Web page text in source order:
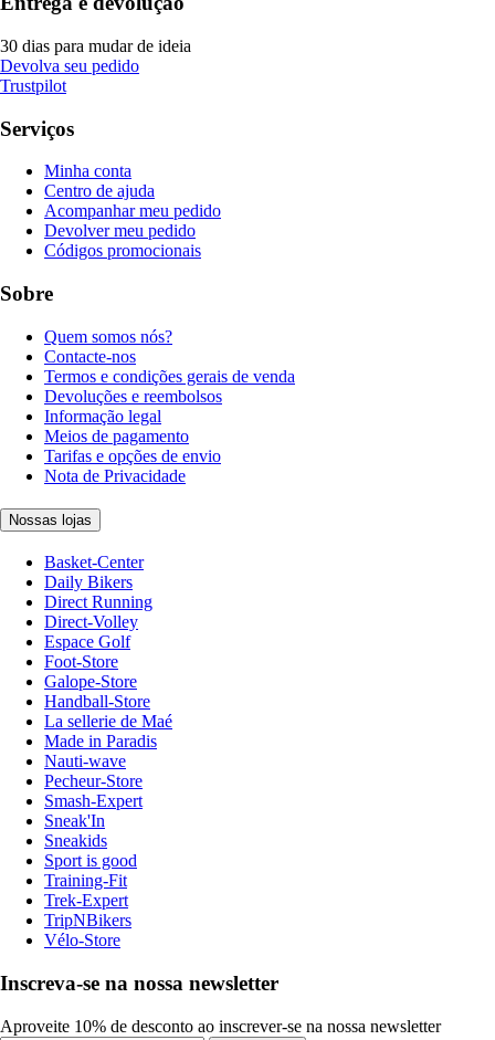
30 dias para mudar de ideia
Devolva seu pedido
Trustpilot
Serviços
Minha conta
Centro de ajuda
Acompanhar meu pedido
Devolver meu pedido
Códigos promocionais
Sobre
Quem somos nós?
Contacte-nos
Termos e condições gerais de venda
Devoluções e reembolsos
Informação legal
Meios de pagamento
Tarifas e opções de envio
Nota de Privacidade
Nossas lojas
Basket-Center
Daily Bikers
Direct Running
Direct-Volley
Espace Golf
Foot-Store
Galope-Store
Handball-Store
La sellerie de Maé
Made in Paradis
Nauti-wave
Pecheur-Store
Smash-Expert
Sneak'In
Sneakids
Sport is good
Training-Fit
Trek-Expert
TripNBikers
Vélo-Store
Inscreva-se na nossa newsletter
Aproveite 10% de desconto ao inscrever-se na nossa newsletter